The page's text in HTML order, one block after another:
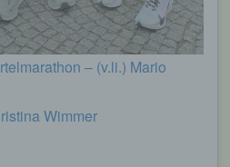
– (v.li.) Mario
Wimmer